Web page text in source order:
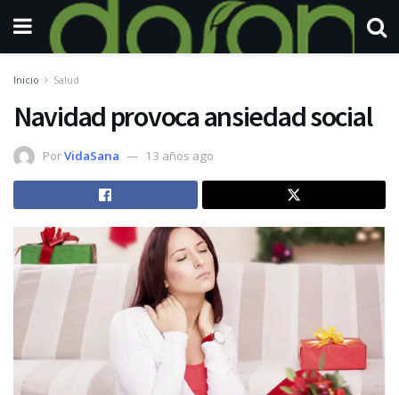
Inicio Salud
Navidad provoca ansiedad social
PorVidaSana 13 años ago